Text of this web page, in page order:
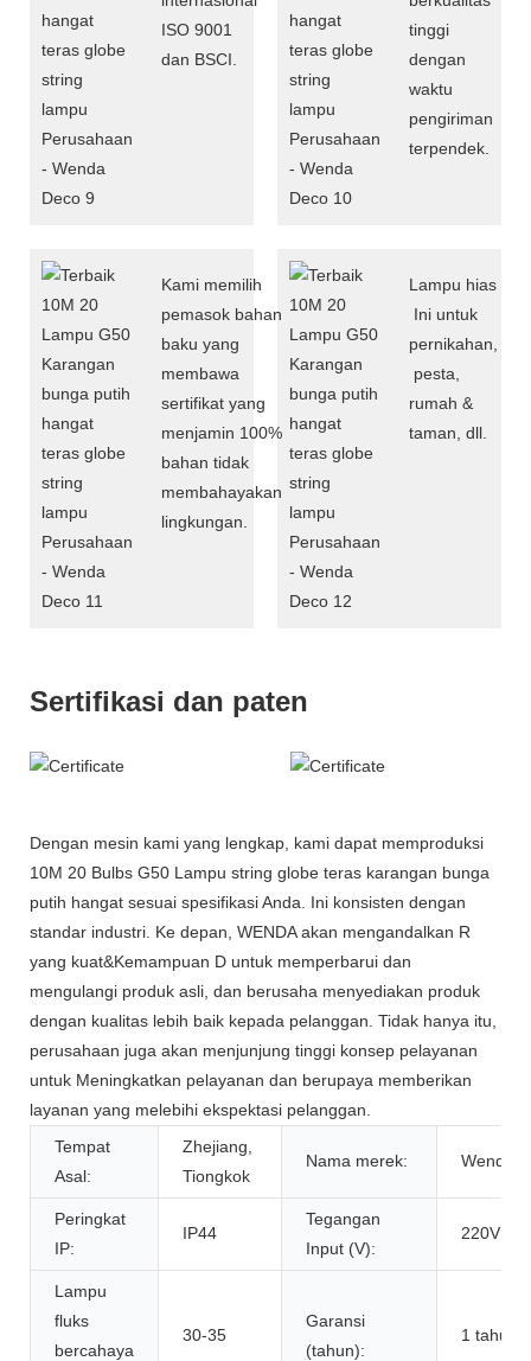
ISO 9001
dan BSCI.
tinggi
dengan
waktu
pengiriman
terpendek.
Kami memilih
pemasok bahan
baku yang
membawa
sertifikat yang
menjamin 100%
bahan tidak
membahayakan
lingkungan.
Lampu hias
Ini untuk
pernikahan,
pesta,
rumah &
taman, dll.
Sertifikasi dan paten
Dengan mesin kami yang lengkap, kami dapat memproduksi
10M 20 Bulbs G50 Lampu string globe teras karangan bunga
putih hangat sesuai spesifikasi Anda. Ini konsisten dengan
standar industri. Ke depan, WENDA akan mengandalkan R
yang kuat&Kemampuan D untuk memperbarui dan
mengulangi produk asli, dan berusaha menyediakan produk
dengan kualitas lebih baik kepada pelanggan. Tidak hanya itu,
perusahaan juga akan menjunjung tinggi konsep pelayanan
untuk Meningkatkan pelayanan dan berupaya memberikan
layanan yang melebihi ekspektasi pelanggan.
Tempat
Asal:
Zhejiang,
Tiongkok
Nama merek: Wenda
Peringkat
IP:
IP44
Tegangan
Input (V):
220V
Lampu
fluks
bercahaya
30-35
Garansi
(tahun):
1 tahun